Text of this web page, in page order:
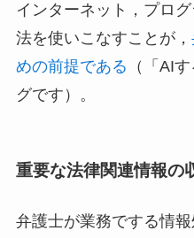
インターネット，プロ
法を使いこなすことが，
めの前提である （「AI
グです）。
重要な法律関連情報の
弁護士が業務でする情